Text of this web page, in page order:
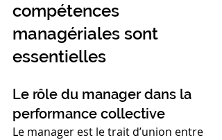
compétences
managériales sont
essentielles
Le rôle du manager dans la
performance collective
Le manager est le trait d’union entre